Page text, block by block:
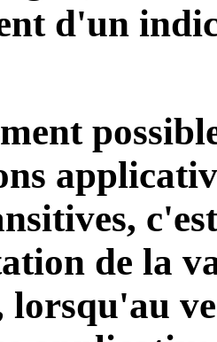
d'un
de la
lorsqu'au